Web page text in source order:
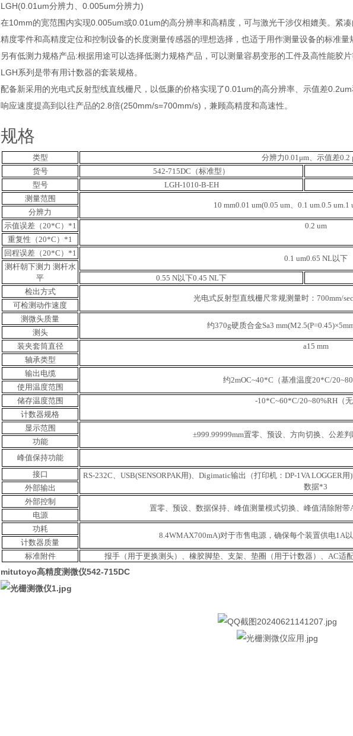
LGH(0.01um分辨力、0.005um分辨力)
在10mm的宽范围内实现0.005um或0.01um的高分辨率和高精度，可与激光干涉仪相媲美。紧
精度零件和高精度定位和控制设备的长度测量传感器的理想选择，也适于用作测量设备的标准量
另有低测力规格产品:根据用途可以选择低测力规格产品，可以测量容易变形的工件及高性能胶片
LGH系列是带有用计数器的套装规格。
配备新采用的光电式反射型线直线栅尺，以低廉的价格实现了0.01um的高分辨率、示值差0.2um
响应速度提高到以往产品的2.8倍(250mm/s=700mm/s)，兼顾高精度和高速性。
规格
类型
分辨力0.01μm、示值差0.2
货号
542-715DC（标准型）
型号
LGH-1010-B-EH
测量范围
10 mm0.01 um(0.05 um、0.1 um.0.5
分辨力
示值误差（20*C）*1
0.2 um
重复性（20*C）*1
回程误差（20*C）*1
0.1 um0.65 NL以下
测杆朝下测力 测杆水
平
0.55 N以下0.45 NL下
检出方式
光电式反射型直线栅尺常规测量时：700mm/
可检测动作速度
测微头质量
约370g硬质合金Sa3
测头
装夹套筒直径
a15 mm
轴承类型
输出电缆
约2mOC~40*C（基准温度20*C/
使用温度范围
储存温度范围
-10*C~60*C/20~80%RH（无
计数器规格
显示范围
±999.99999mm置零、预设、方向切换、公差
功能
峰值保持功能
接口
RS-232C、USB(SENSORPAK用)、Digimatic输出（打印机：DP-1VA LOGGER
数据*3
外部输出
外部控制
置零、预设、数据保持、峰值测量模式切换、峰值清除附带
电源
功耗
8.4WMAX700mA)对于市售电源，确保每个装置供电1A以
计数器质量
标准附件
报手（用于更换测头）、橡胶脚垫、支架、垫圈（用于计数器）、AC适
mitutoyo高精度测微仪542-715DC